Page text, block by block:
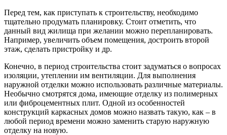
Перед тем, как приступать к строительству, необходимо
тщательно продумать планировку. Стоит отметить, что
данный вид жилища при желании можно перепланировать.
Например, увеличить объем помещения, достроить второй
этаж, сделать пристройку и др.
Конечно, в период строительства стоит задуматься о вопросах
изоляции, утеплении им вентиляции. Для выполнения
наружной отделки можно использовать различные материалы.
Необычно смотрятся дома, имеющие отделку из полимерных
или фиброцементных плит. Одной из особенностей
конструкций каркасных домов можно назвать такую, как – в
любой период времени можно заменить старую наружную
отделку на новую.